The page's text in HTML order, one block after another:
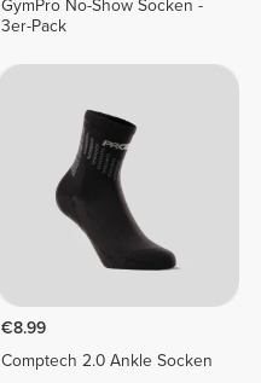
GymPro No-Show Socken -
3er-Pack
€8.99
Comptech 2.0 Ankle Socken